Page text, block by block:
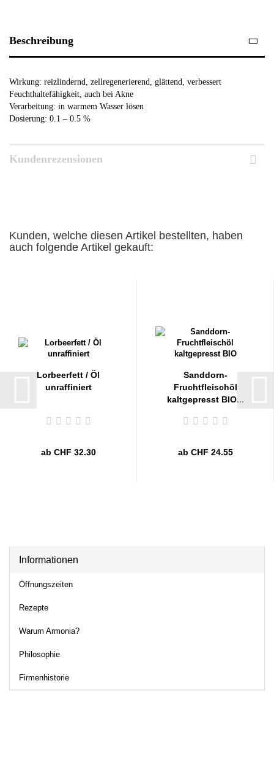
Beschreibung
Wirkung: reizlindernd, zellregenerierend, glättend, verbessert
Feuchthaltefähigkeit, auch bei Akne
Verarbeitung: in warmem Wasser lösen
Dosierung: 0.1 – 0.5 %
Kundenrezensionen
Kunden, welche diesen Artikel bestellten, haben
auch folgende Artikel gekauft:
Lorbeerfett / Öl
unraffiniert
ab CHF 32.30
Sanddorn-
Fruchtfleischöl
kaltgepresst BIO...
ab CHF 24.55
Informationen
Öffnungszeiten
Rezepte
Warum Armonia?
Philosophie
Firmenhistorie